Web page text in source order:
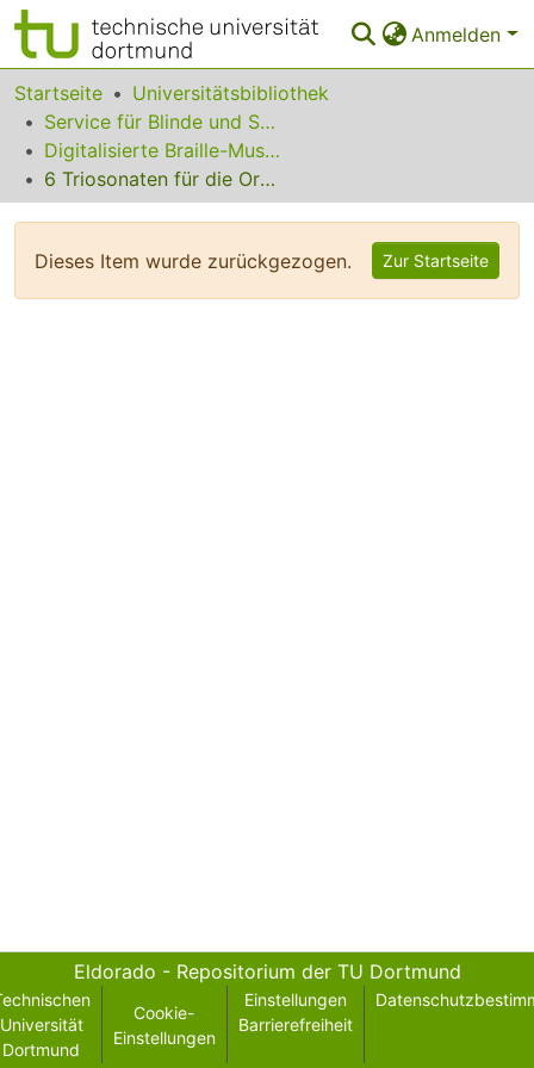
Anmelden
Bereiche & Sammlungen
Das gesamte Repositorium
Statistiken
Startseite
Universitätsbibliothek
Service für Blinde und Sehbehinderte
Digitalisierte Braille-Musik-Matrizen des VzfB
6 Triosonaten für die Orgel: Sonate Nr. 4
Dieses Item wurde zurückgezogen. Zur Startseite
Eldorado - Repositorium der TU Dortmund
Universität
Dortmund
Cookie-
Einstellungen
Einstellungen
Barrierefreiheit